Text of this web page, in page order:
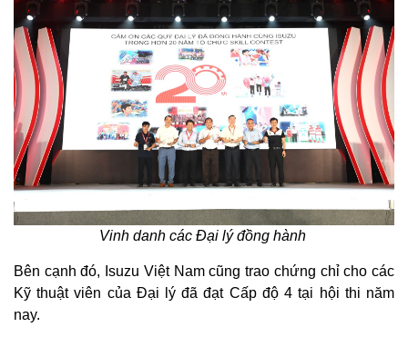
Vinh danh các Đại lý đồng hành
Bên cạnh đó, Isuzu Việt Nam cũng trao chứng chỉ cho các
Kỹ thuật viên của Đại lý đã đạt Cấp độ 4 tại hội thi năm
nay.